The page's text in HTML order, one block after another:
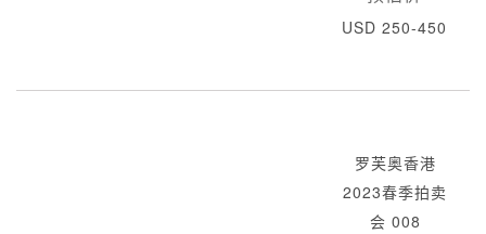
USD 250-450
罗芙奥香港
2023春季拍卖
会 008